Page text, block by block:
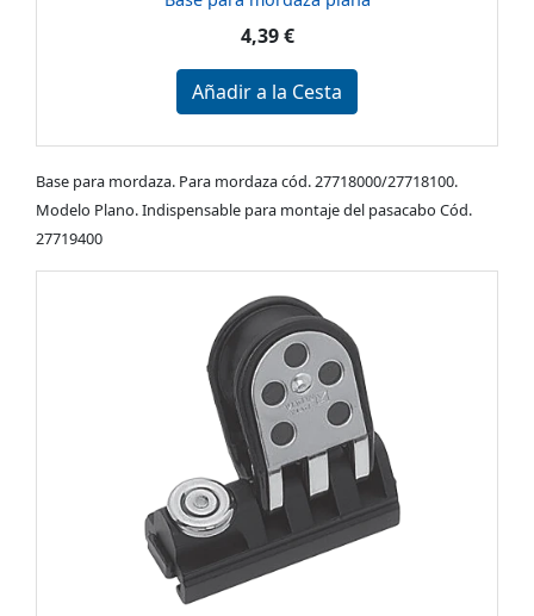
4,39 €
Añadir a la Cesta
Base para mordaza. Para mordaza cód. 27718000/27718100.
Modelo Plano. Indispensable para montaje del pasacabo Cód.
27719400